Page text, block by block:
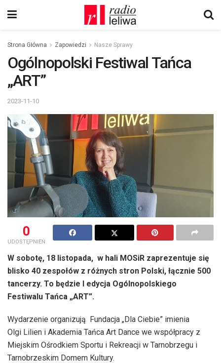
Strona Główna Zapowiedzi Nasze Sprawy
Ogólnopolski Festiwal Tańca
„ART”
2023-11-10
0
UDOSTĘPNIEŃ
W sobotę, 18 listopada, w hali MOSiR zaprezentuje się
blisko 40 zespołów z różnych stron Polski, łącznie 500
tancerzy. To będzie I edycja Ogólnopolskiego
Festiwalu Tańca „ART”.
Wydarzenie organizują Fundacja „Dla Ciebie” imienia
Olgi Lilien i Akademia Tańca Art Dance we współpracy z
Miejskim Ośrodkiem Sportu i Rekreacji w Tarnobrzegu i
Tarnobrzeskim Domem Kultury.